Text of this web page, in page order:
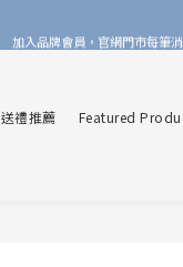
加入品牌會員，官網門市每筆
送禮推薦 Featured